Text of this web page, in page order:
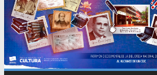
Catálogo temático de obras de